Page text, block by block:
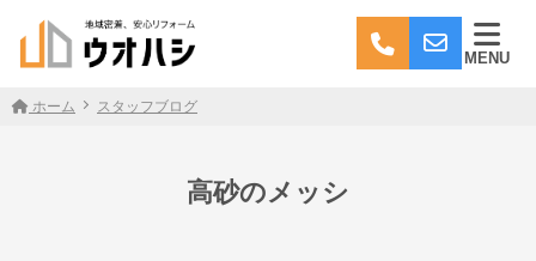
MENU
ホーム スタッフブログ
高砂のメッシ